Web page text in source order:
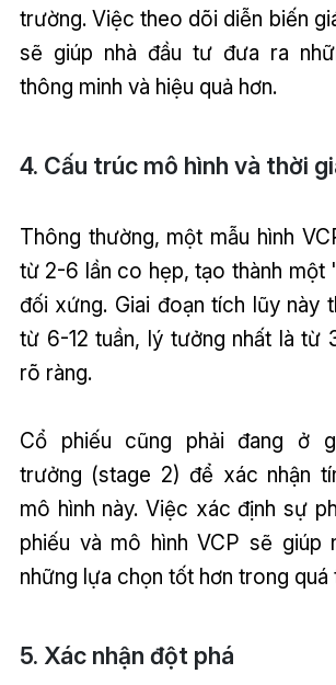
trường. Việc theo dõi diễn biến
sẽ giúp nhà đầu tư đưa ra
thông minh và hiệu quả hơn.
4. Cấu trúc mô hình và thời
Thông thường, một mẫu hình
từ 2-6 lần co hẹp, tạo thành một
đối xứng. Giai đoạn tích lũy này
từ 6-12 tuần, lý tưởng nhất là từ
rõ ràng.
Cổ phiếu cũng phải đang ở
trưởng (stage 2) để xác nhận
mô hình này. Việc xác định sự
phiếu và mô hình VCP sẽ giúp
những lựa chọn tốt hơn trong quá
5. Xác nhận đột phá